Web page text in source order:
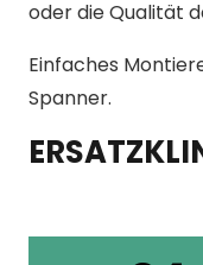
oder die Qualität
Einfaches
Spanner.